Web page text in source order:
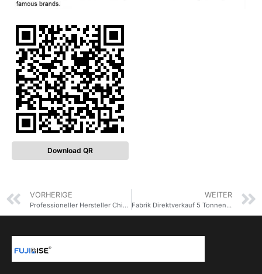
Download QR
VORHERIGE
Professioneller Hersteller China Autoaufzüge Preis
WEITER
Fabrik Direktverkauf 5 Tonnen Garage Auto Aufzug Kosten /Auto Parken System/Auto Lift Garage